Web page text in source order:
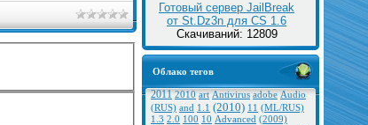
Готовый сервер JailBreak
от St.Dz3n для CS 1.6
Скачиваний: 12809
Облако тегов
2011 2010 art Antivirus adobe Audio
(RUS) and 1.1 (2010) 11 (ML/RUS)
1.3 2.0 100 10 Advanced (2009)